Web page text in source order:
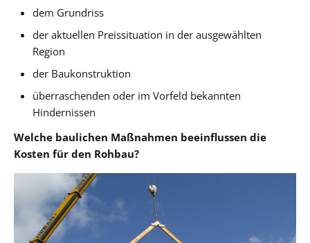
dem Grundriss
der aktuellen Preissituation in der ausgewählten
Region
der Baukonstruktion
überraschenden oder im Vorfeld bekannten
Hindernissen
Welche baulichen Maßnahmen beeinflussen die
Kosten für den Rohbau?